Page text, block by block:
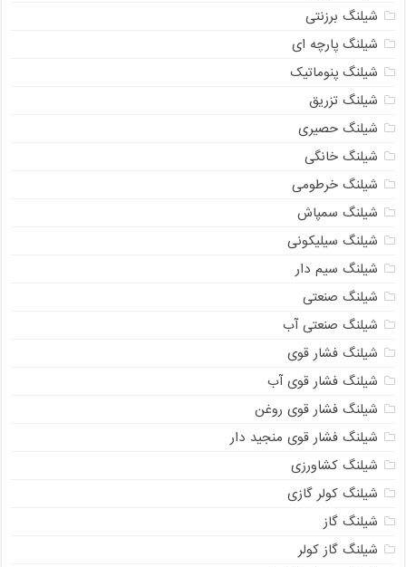
شیلنگ برزنتی
شیلنگ پارچه ای
شیلنگ پنوماتیک
شیلنگ تزریق
شیلنگ حصیری
شیلنگ خانگی
شیلنگ خرطومی
شیلنگ سمپاش
شیلنگ سیلیکونی
شیلنگ سیم دار
شیلنگ صنعتی
شیلنگ صنعتی آب
شیلنگ فشار قوی
شیلنگ فشار قوی آب
شیلنگ فشار قوی روغن
شیلنگ فشار قوی منجید دار
شیلنگ کشاورزی
شیلنگ کولر گازی
شیلنگ گاز
شیلنگ گاز کولر